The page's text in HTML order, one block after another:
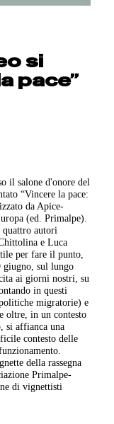
si
pace”
il salone d'onore del
“Vincere la pace:
da Apice-
(ed. Primalpe).
quattro autori
e Luca
per fare il punto,
giugno, sul lungo
ai giorni nostri, su
in questi
migratorie) e
oltre, in un contesto
si affianca una
contesto delle
della rassegna
Primalpe-
di vignettisti